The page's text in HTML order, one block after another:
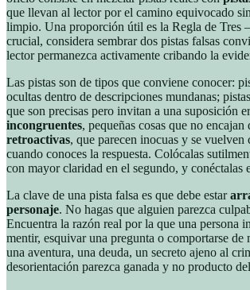
que llevan al lector por el camino equivocado
limpio. Una proporción útil es la Regla de Tres
crucial, considera sembrar dos pistas falsas
lector permanezca activamente cribando la
Las pistas son de tipos que conviene conocer:
ocultas dentro de descripciones mundanas; pistas
que son precisas pero invitan a una suposición
incongruentes, pequeñas cosas que no
retroactivas, que parecen inocuas y se vuelven
cuando conoces la respuesta. Colócalas
con mayor claridad en el segundo, y conéctalas
La clave de una pista falsa es que debe estar
personaje. No hagas que alguien parezca
Encuentra la razón real por la que una persona
mentir, esquivar una pregunta o comportarse
una aventura, una deuda, un secreto ajeno al
desorientación parezca ganada y no producto